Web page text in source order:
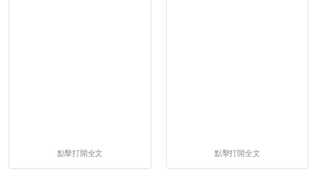
點擊打開全文 點擊打開全文